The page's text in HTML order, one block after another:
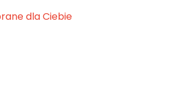
dla Ciebie